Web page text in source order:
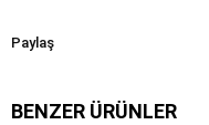
Paylaş
BENZER ÜRÜNLER